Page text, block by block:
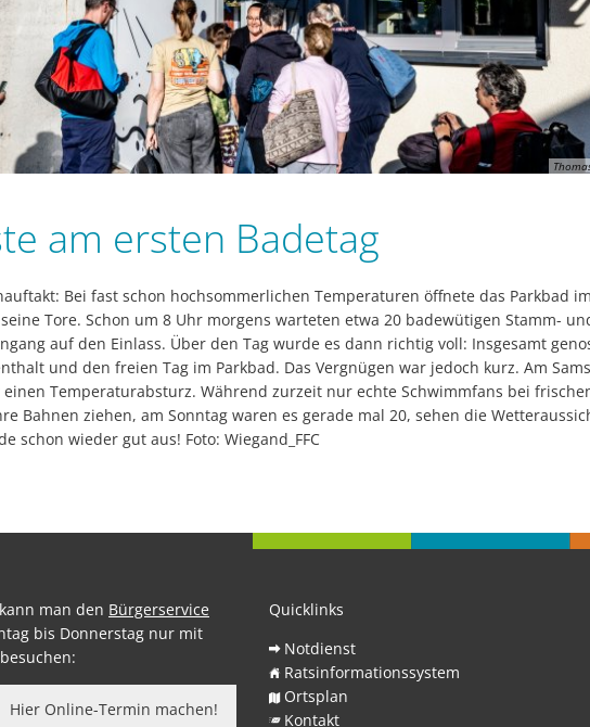
am ersten Badetag
Bei fast schon hochsommerlichen Temperaturen öffnete das Parkbad im
Tore. Schon um 8 Uhr morgens warteten etwa 20 badewütigen Stamm-
auf den Einlass. Über den Tag wurde es dann richtig voll: Insgesamt
und den freien Tag im Parkbad. Das Vergnügen war jedoch kurz. Am
Temperaturabsturz. Während zurzeit nur echte Schwimmfans bei
Bahnen ziehen, am Sonntag waren es gerade mal 20, sehen die
schon wieder gut aus! Foto: Wiegand_FFC
man den Bürgerservice
bis Donnerstag nur mit
Hier Online-Termin machen!
Quicklinks
Notdienst
Ratsinformationssystem
Ortsplan
Kontakt